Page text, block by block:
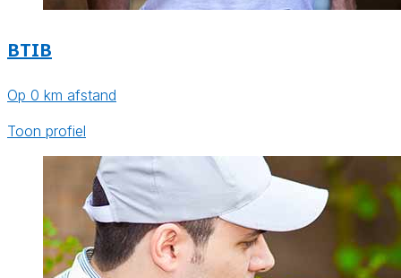
BTIB
Op 0 km afstand
Toon profiel